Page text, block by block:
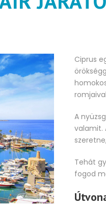
Ciprus
A
valamit.
Tehát
fogod